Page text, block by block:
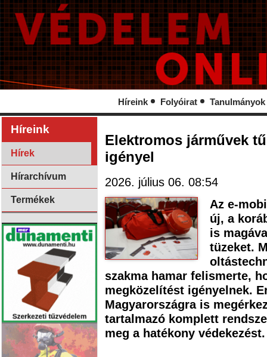
Híreink Folyóirat Tanulmányok
Híreink
Hírek
Hírarchívum
Termékek
Elektromos járművek
igényel
2026. július 06. 08:54
Az e-
új, a
is
tüzeket.
szakma hamar felismerte,
megközelítést igényelnek.
Magyarországra is
tartalmazó komplett
meg a hatékony védekezést.